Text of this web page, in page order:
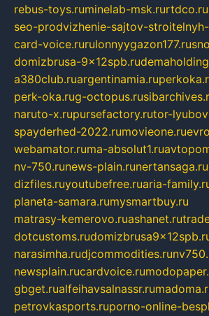
rebus-toys.ruminelab-msk.rurtdco.ru
seo-prodvizhenie-sajtov-
card-voice.rurulonnyygazon177.ru
domizbrusa-9x12spb.ru
a380club.ruargentinamia.ru
perk-oka.rug-octopus.ru
naruto-x.rupursefactory.rutor-
spayderhed-2022.rumovieone.ru
webamator.ruma-absolut1.ru
nv-750.runews-plain.runertansaga.ru
dizfiles.ruyoutubefree.ruaria-
planeta-samara.rumysmartbuy.ru
matrasy-kemerovo.ruashanet.ru
dotcustoms.ru
narasimha.rudjcommodities.ru
newsplain.rucardvoice.ru
gbget.rualfeihavsalnassr.ru
petrovkasports.ruporno-online-